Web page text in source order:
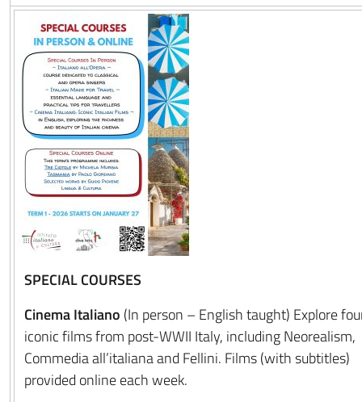
SPECIAL COURSES
Cinema Italiano (In person – English taught) Explore
iconic films from post-WWII Italy, including Neorealism,
Commedia all’italiana and Fellini. Films (with subtitles)
provided online each week.